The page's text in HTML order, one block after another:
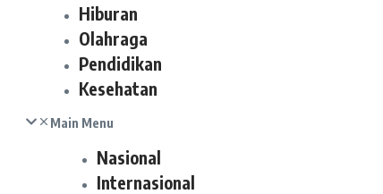
Hiburan
Olahraga
Pendidikan
Kesehatan
Main Menu
Nasional
Internasional